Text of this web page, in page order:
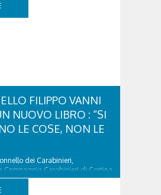
FILIPPO VANNI
NUOVO LIBRO : “SI
LE COSE, NON LE
dei Carabinieri,
Compagnia Carabinieri di Cortina
2010, esperto di legislazione
è l’ideatore del progetto di